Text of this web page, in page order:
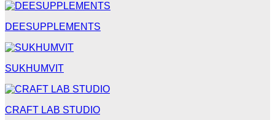
DEESUPPLEMENTS
SUKHUMVIT
CRAFT LAB STUDIO